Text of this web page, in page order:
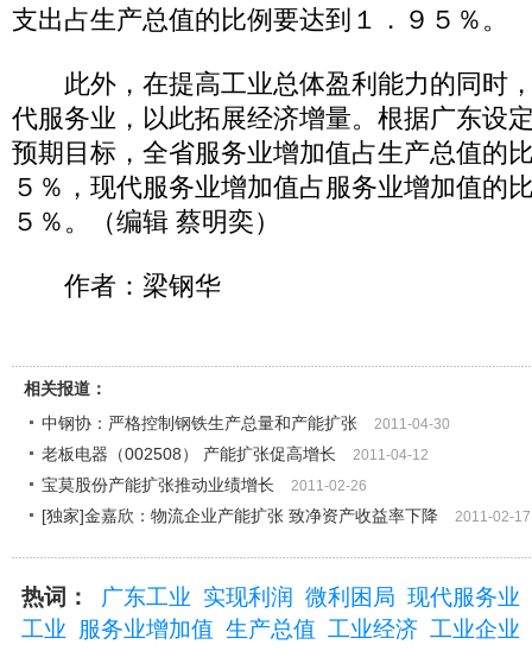
支出占生产总值的比例要达到１．９５％。
此外，在提高工业总体盈利能力的同时
代服务业，以此拓展经济增量。根据广东设
预期目标，全省服务业增加值占生产总值的
５％，现代服务业增加值占服务业增加值的
５％。（编辑 蔡明奕）
作者：梁钢华
相关报道：
中钢协：严格控制钢铁生产总量和产能扩张
2011-04-30
老板电器（002508） 产能扩张促高增长 2011-04-12
宝莫股份产能扩张推动业绩增长 2011-02-26
[独家]金嘉欣：物流企业产能扩张 致净资产收益率下降 2011-02-17
热词： 广东工业 实现利润 微利困局 现代服务业
工业
服务业增加值 生产总值 工业经济 工业企业